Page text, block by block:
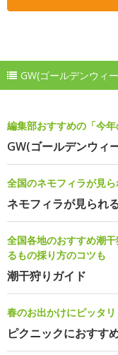
GW(ゴールデンウィ
編集部おすすめの「今
GW(ゴールデンウィ
全国のネモフィラが見
ネモフィラが見られ
全国各地のおすすめ潮
るもの採り方のコツも
潮干狩りガイド
春のお出かけにピッタリ
ピクニックにおすす